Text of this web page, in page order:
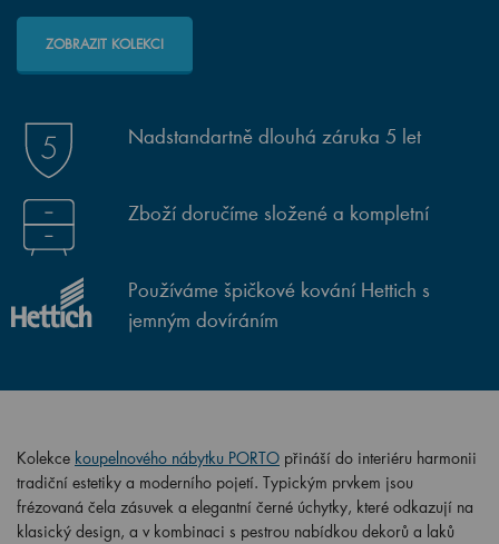
ZOBRAZIT KOLEKCI
Nadstandartně dlouhá záruka 5 let
Zboží doručíme složené a kompletní
Používáme špičkové kování Hettich s
jemným dovíráním
Kolekce koupelnového nábytku PORTO přináší do interiéru harmonii
tradiční estetiky a moderního pojetí. Typickým prvkem jsou
frézovaná čela zásuvek a elegantní černé úchytky, které odkazují na
klasický design, a v kombinaci s pestrou nabídkou dekorů a laků